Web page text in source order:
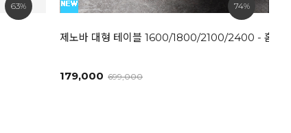
63% 74%
제노바 대형 테이블 1600/1800/2100/2400 - 홈카
179,000 699,000